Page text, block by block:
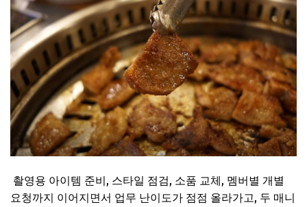
촬영용 아이템 준비, 스타일 점검, 소품 교체, 멤버별 개별
요청까지 이어지면서 업무 난이도가 점점 올라가고, 두 매니